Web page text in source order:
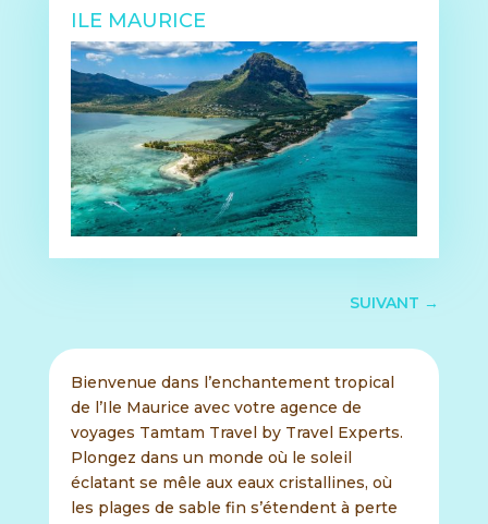
ILE MAURICE
SUIVANT →
Bienvenue dans l’enchantement tropical
de l’Ile Maurice avec votre agence de
voyages Tamtam Travel by Travel Experts.
Plongez dans un monde où le soleil
éclatant se mêle aux eaux cristallines, où
les plages de sable fin s’étendent à perte